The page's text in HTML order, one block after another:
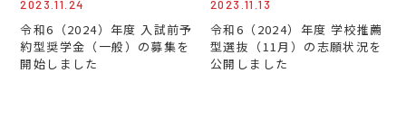
2023.11.24
令和6（2024）年度 入試前予
約型奨学金（一般）の募集を
開始しました
2023.11.13
令和6（2024）年度 学校推薦
型選抜（11月）の志願状況を
公開しました